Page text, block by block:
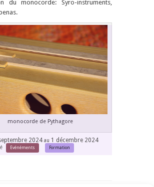
du monocorde: Syro-instruments,
monocorde de Pythagore
2024 au 1 décembre 2024
Evénéments Formation